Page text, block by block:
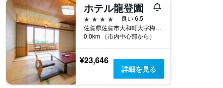
ホテル龍登園
4つ星
良い 6.5
佐賀県佐賀市大和町大字梅野120
0.0km （市内中心部から）
¥23,646
詳細を見る